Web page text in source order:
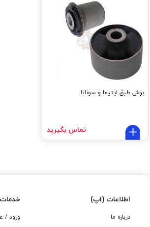
بوش طبق اپتیما و سوناتا
تماس بگیرید
اطلاعات (اپ)
درباره ما ورود /